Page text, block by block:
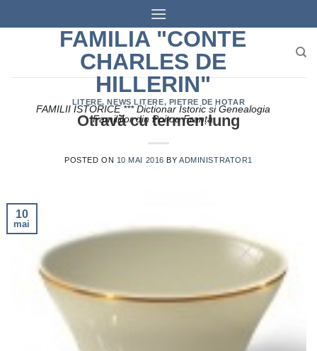
to
FAMILIA "CONTE
CHARLES DE
HILLERIN"
FAMILII ISTORICE *** Dictionar Istoric si Genealogia
Familiilor din Poitou Franța
LITERE,NEWS LITERE, PIETRE DE HOTAR
Otravă cu termen lung
POSTED ON 10 MAI 2016 BYADMINISTRATOR1
10
mai